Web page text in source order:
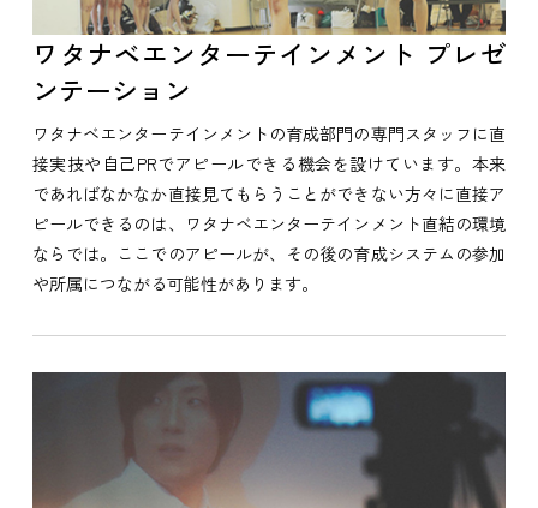
ワタナベエンターテインメント プレゼ
ンテーション
ワタナベエンターテインメントの育成部門の専門スタッフに直
接実技や自己PRでアピールできる機会を設けています。本来
であればなかなか直接見てもらうことができない方々に直接ア
ピールできるのは、ワタナベエンターテインメント直結の環境
ならでは。ここでのアピールが、その後の育成システムの参加
や所属につながる可能性があります。